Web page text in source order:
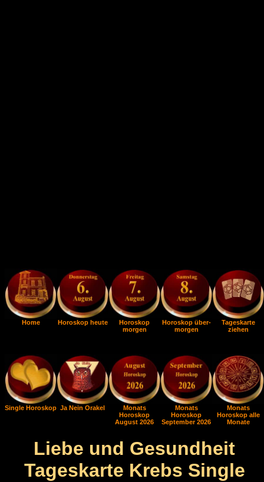
Home Horoskop heute
Horoskop
morgen
Horoskop über-
morgen
Tageskarte
ziehen
Single Horoskop Ja Nein Orakel
Monats
Horoskop
August 2026
Monats
Horoskop
September 2026
Monats
Horoskop alle
Monate
Liebe und Gesundheit
Tageskarte Krebs Single